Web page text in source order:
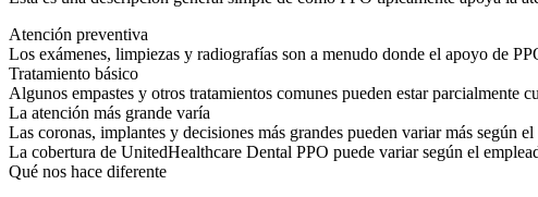
Atención preventiva
Los exámenes, limpiezas y radiografías son a menudo donde el apoyo de
Tratamiento básico
Algunos empastes y otros tratamientos comunes pueden estar parcialmente
La atención más grande varía
Las coronas, implantes y decisiones más grandes pueden variar más según
La cobertura de UnitedHealthcare Dental PPO puede variar según el
Qué nos hace diferente